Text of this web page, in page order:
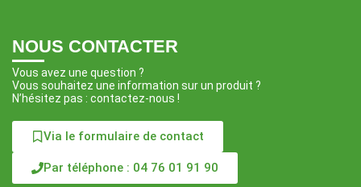
NOUS CONTACTER
Vous avez une question ?
Vous souhaitez une information sur un produit ?
N’hésitez pas : contactez-nous !
Via le formulaire de contact
Par téléphone : 04 76 01 91 90